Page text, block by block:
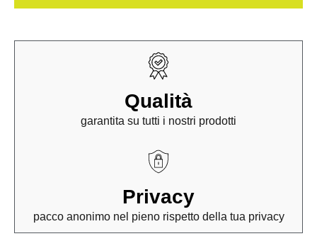
Qualità
garantita su tutti i nostri prodotti
Privacy
pacco anonimo nel pieno rispetto della tua privacy